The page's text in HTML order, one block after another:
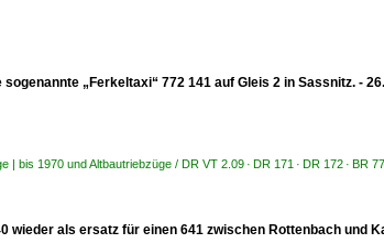
sogenannte „Ferkeltaxi“ 772 141 auf Gleis 2 in Sassnitz. -
| bis 1970 und Altbautriebzüge / DR VT 2.09 · DR 171 · DR 172 · BR
wieder als ersatz für einen 641 zwischen Rottenbach und